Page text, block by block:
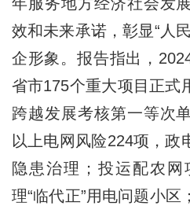
效和未来承诺，彰显“人
企形象。报告指出，
省市175个重大项目正式
跨越发展考核第一等次
以上电网风险224项，政
隐患治理；投运配农网
理“临代正”用电问题小